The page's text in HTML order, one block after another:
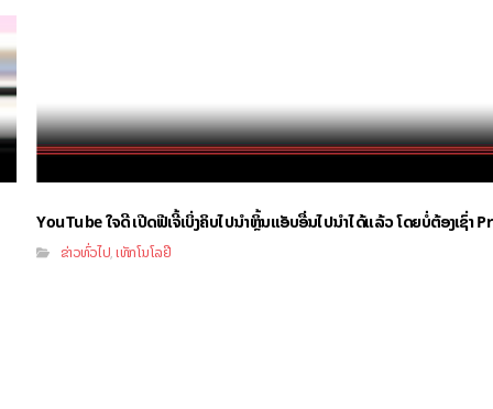
YouTube ໃຈດີ ເປີດຟີເຈີ້ເບິ່ງຄິບໄປນຳຫຼິ້ນແອັບອື່ນໄປນຳໄດ້ແລ້ວ ໂດຍບໍ່ຕ້ອງເຊົ່າ
ຂ່າວທົ່ວໄປ ,ເທັກໂນໂລຢີ